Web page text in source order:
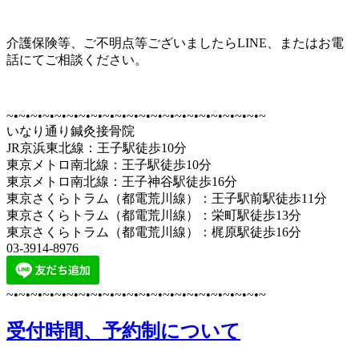
介護保険等、ご不明点等ございましたらLINE、またはお電
話にてご相談ください。
~•~•~•~•~•~•~•~•~•~•~•~•~•~•~•~•~•~•~•~•~•~
いなり通り鍼灸接骨院
JR京浜東北線：王子駅徒歩10分
東京メトロ南北線：王子駅徒歩10分
東京メトロ南北線：王子神谷駅徒歩16分
東京さくらトラム（都電荒川線）：王子駅前駅徒歩11分
東京さくらトラム（都電荒川線）：栄町駅徒歩13分
東京さくらトラム（都電荒川線）：梶原駅徒歩16分
03-3914-8976
~•~•~•~•~•~•~•~•~•~•~•~•~•~•~•~•~•~•~•~•~•~
受付時間、予約制について